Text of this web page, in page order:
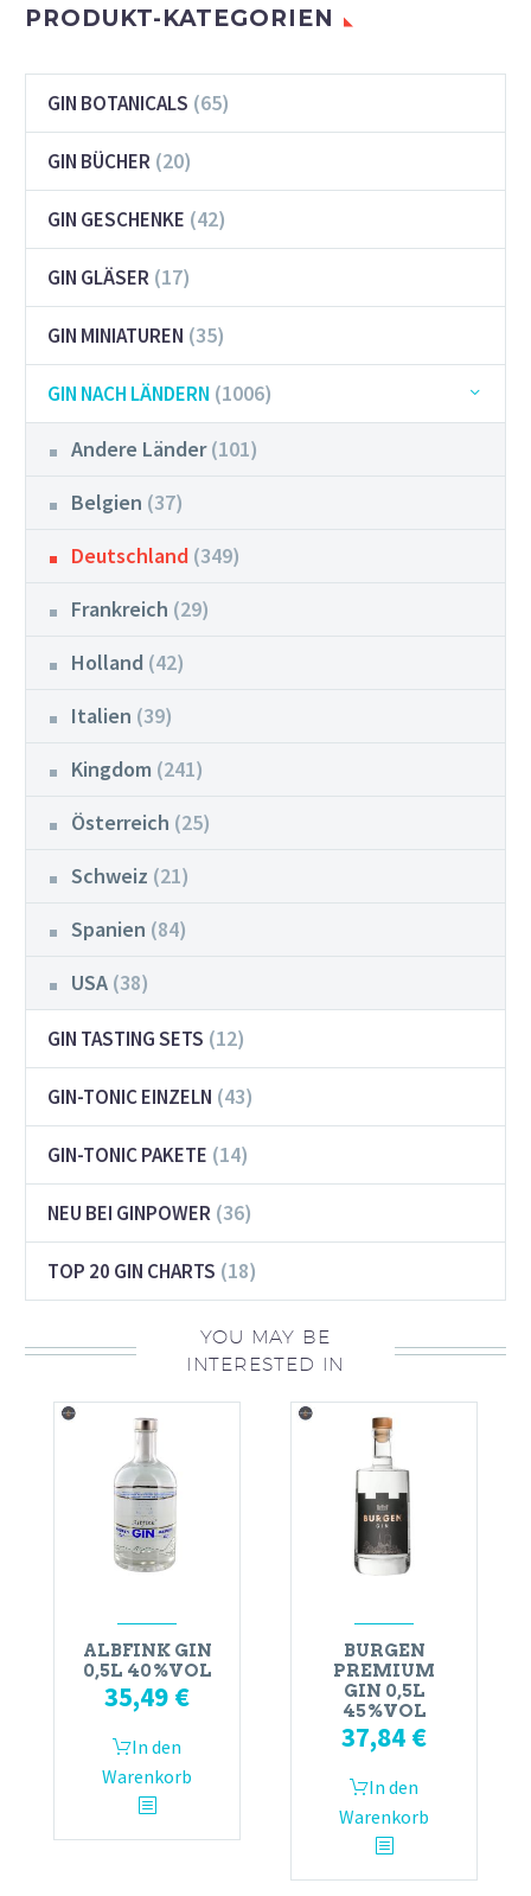
PRODUKT-KATEGORIEN
GIN BOTANICALS (65)
GIN BÜCHER (20)
GIN GESCHENKE (42)
GIN GLÄSER (17)
GIN MINIATUREN (35)
GIN NACH LÄNDERN (1006)
Andere Länder (101)
Belgien (37)
Deutschland (349)
Frankreich (29)
Holland (42)
Italien (39)
Kingdom (241)
Österreich (25)
Schweiz (21)
Spanien (84)
USA (38)
GIN TASTING SETS (12)
GIN-TONIC EINZELN (43)
GIN-TONIC PAKETE (14)
NEU BEI GINPOWER (36)
TOP 20 GIN CHARTS (18)
YOU MAY BE
INTERESTED IN
ALBFINK GIN
0,5L 40%VOL
35,49 €
In den
Warenkorb
BURGEN
PREMIUM
GIN 0,5L
45%VOL
37,84 €
In den
Warenkorb